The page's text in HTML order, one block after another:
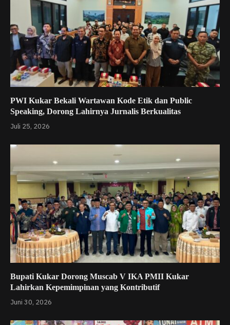
PWI Kukar Bekali Wartawan Kode Etik dan Public
Speaking, Dorong Lahirnya Jurnalis Berkualitas
Juli 25, 2026
Bupati Kukar Dorong Muscab V IKA PMII Kukar
Lahirkan Kepemimpinan yang Kontributif
Juni 30, 2026